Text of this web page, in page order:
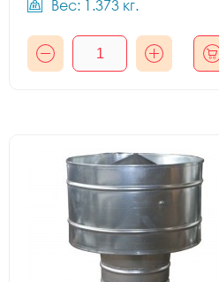
Вес: 1.373 кг.